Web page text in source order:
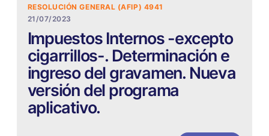
RESOLUCIÓN GENERAL (AFIP) 4941
21/07/2023
Impuestos Internos -excepto
cigarrillos-. Determinación e
ingreso del gravamen. Nueva
versión del programa
aplicativo.